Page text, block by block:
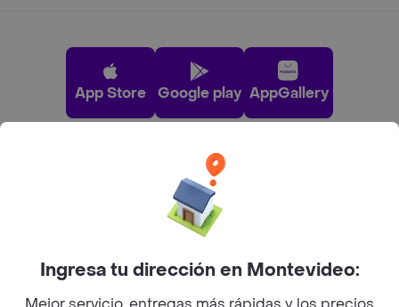
App Store Google play AppGallery
Pide tu comida favorita cerca de ti
Ingresa tu dirección en Montevideo: